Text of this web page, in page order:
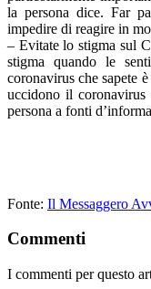
la persona dice. Far
impedire di reagire in
– Evitate lo stigma sul
stigma quando le
coronavirus che sapete
uccidono il
persona a fonti
Fonte: Il Messaggero
Commenti
I commenti per questo